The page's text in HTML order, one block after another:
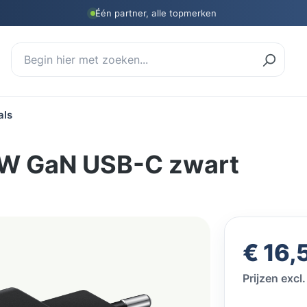
Één partner, alle topmerken
GaN USB-C zwart
Normale
€
Prijzen